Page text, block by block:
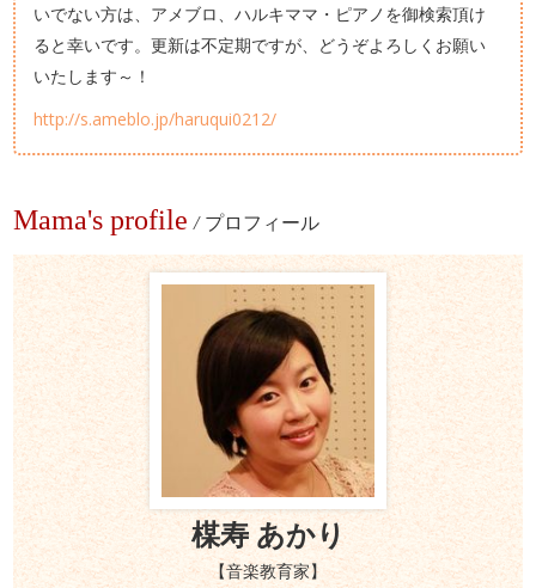
いでない方は、アメブロ、ハルキママ・ピアノを御検索頂け
ると幸いです。更新は不定期ですが、どうぞよろしくお願い
いたします～！
http://s.ameblo.jp/haruqui0212/
Mama's profile / プロフィール
楳寿 あかり
【音楽教育家】